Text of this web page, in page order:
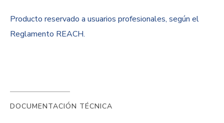
Producto reservado a usuarios profesionales, según el
Reglamento REACH.
DOCUMENTACIÓN TÉCNICA